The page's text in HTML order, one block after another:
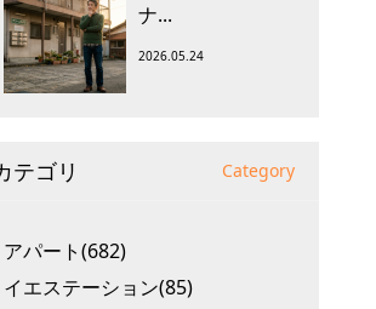
ナ...
2026.05.24
テゴリ Category
アパート(682)
イエステーション(85)